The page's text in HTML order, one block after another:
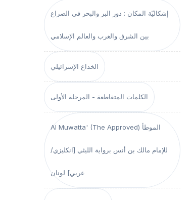
إشكاليّة المكان : دور البر والبحر في الصراع
بين الشرق والغرب والعالم الإسلامي
الخداع الإسرائيلي
الكلمات المتقاطعة - المرحلة الأولى
Al Muwatta' (The Approved) الموطأ
للإمام مالك بن أنس برواية الليثي [انكليزي/
عربي] لونان